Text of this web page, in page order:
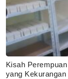
Kisah
yang Kekurangan